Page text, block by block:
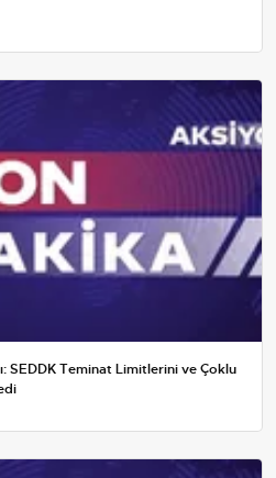
SEDDK Teminat Limitlerini ve Çoklu